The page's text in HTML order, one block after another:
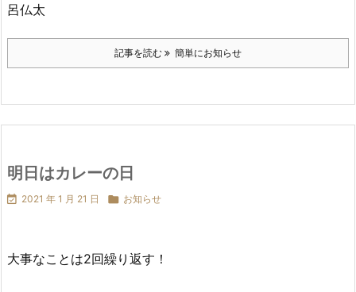
呂仏太
記事を読む 簡単にお知らせ
明日はカレーの日
 2021 年 1 月 21 日  お知らせ
大事なことは2回繰り返す！